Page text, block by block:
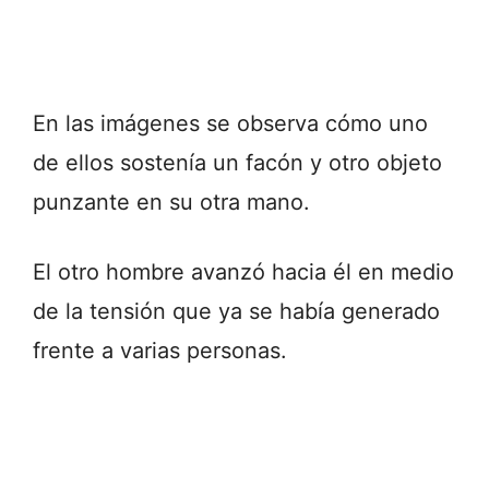
En las imágenes se observa cómo uno
de ellos sostenía un facón y otro objeto
punzante en su otra mano.
El otro hombre avanzó hacia él en medio
de la tensión que ya se había generado
frente a varias personas.